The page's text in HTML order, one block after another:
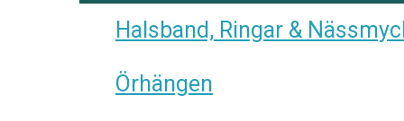
Halsband, Ringar &
Örhängen